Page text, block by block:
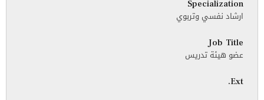
Specialization
ارشاد نفسي وتربوي
Job Title
عضو هيئة تدريس
Ext.